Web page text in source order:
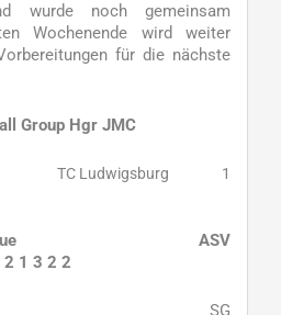
wurde noch gemeinsam
Wochenende wird weiter
für die nächste
Group Hgr JMC
TC Ludwigsburg 1
ASV
3 2 2
SG